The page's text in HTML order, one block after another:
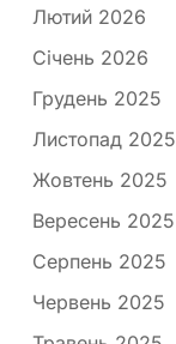
Лютий 2026
Січень 2026
Грудень 2025
Листопад 2025
Жовтень 2025
Вересень 2025
Серпень 2025
Червень 2025